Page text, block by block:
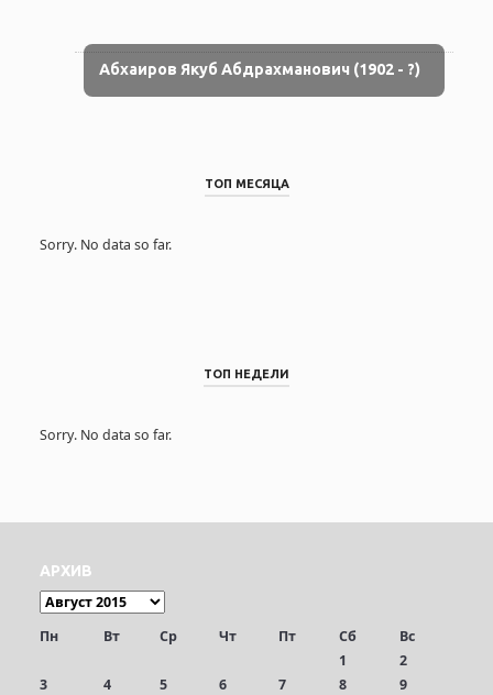
Абхаиров Якуб Абдрахманович (1902 - ?)
ТОП МЕСЯЦА
Sorry. No data so far.
ТОП НЕДЕЛИ
Sorry. No data so far.
АРХИВ
Пн Вт Ср Чт Пт Сб Вс
1
2
3
4 5 6 7 8
9